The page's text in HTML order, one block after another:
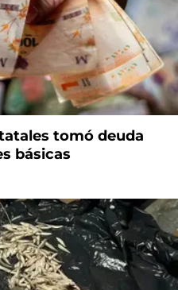
tomó deuda
básicas